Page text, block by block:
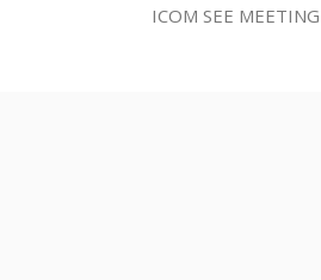
ICOM SEE